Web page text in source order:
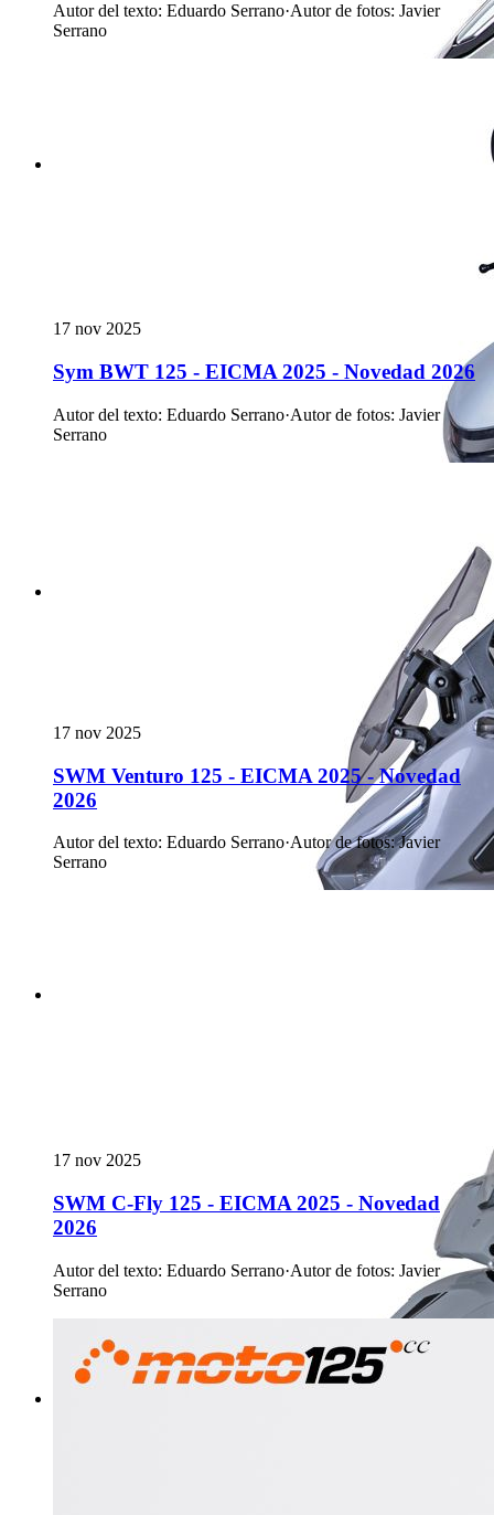
Autor del texto: Eduardo Serrano·Autor de fotos: Javier
Serrano
17 nov 2025
Sym BWT 125 - EICMA 2025 - Novedad 2026
Autor del texto: Eduardo Serrano·Autor de fotos: Javier
Serrano
17 nov 2025
SWM Venturo 125 - EICMA 2025 - Novedad
2026
Autor del texto: Eduardo Serrano·Autor de fotos: Javier
Serrano
17 nov 2025
SWM C-Fly 125 - EICMA 2025 - Novedad
2026
Autor del texto: Eduardo Serrano·Autor de fotos: Javier
Serrano